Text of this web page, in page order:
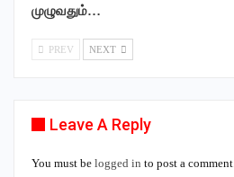
முழுவதும்…
PREV NEXT
Leave A Reply
You must be logged in to post a comment.